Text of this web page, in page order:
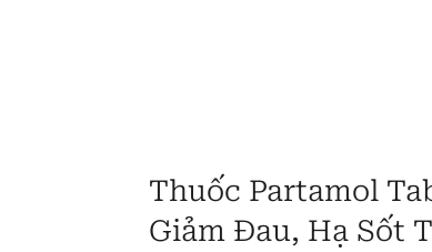
Thuốc Partamol
Giảm Đau, Hạ Sốt